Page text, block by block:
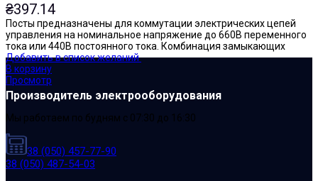
₴397.14
Посты предназначены для коммутации электрических цепей
управления на номинальное напряжение до 660В переменного
тока или 440В постоянного тока. Комбинация замыкающих
Добавить в список желаний
В корзину
Просмотр
Производитель электрооборудования
Мы работаем по будням с 07:30 до 16:30
38 (050) 457-77-90
38 (050) 487-54-03